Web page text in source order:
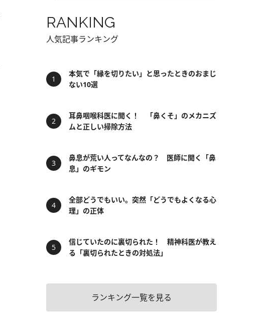
RANKING
人気記事ランキング
本気で「縁を切りたい」と思ったときのおまじ
ない10選
耳鼻咽喉科医に聞く！ 「鼻くそ」のメカニズ
ムと正しい掃除方法
鼻息が荒い人ってなんなの？ 医師に聞く「鼻
息」のギモン
全部どうでもいい。突然「どうでもよくなる心
理」の正体
信じていたのに裏切られた！ 精神科医が教え
る「裏切られたときの対処法」
ランキング一覧を見る